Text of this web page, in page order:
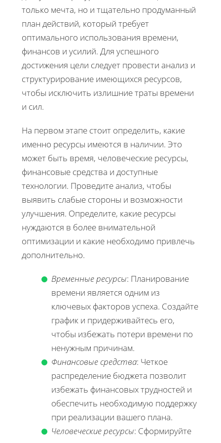
только мечта, но и тщательно продуманный
план действий, который требует
оптимального использования времени,
финансов и усилий. Для успешного
достижения цели следует провести анализ и
структурирование имеющихся ресурсов,
чтобы исключить излишние траты времени
и сил.
На первом этапе стоит определить, какие
именно ресурсы имеются в наличии. Это
может быть время, человеческие ресурсы,
финансовые средства и доступные
технологии. Проведите анализ, чтобы
выявить слабые стороны и возможности
улучшения. Определите, какие ресурсы
нуждаются в более внимательной
оптимизации и какие необходимо привлечь
дополнительно.
Временные ресурсы: Планирование
времени является одним из
ключевых факторов успеха. Создайте
график и придерживайтесь его,
чтобы избежать потери времени по
ненужным причинам.
Финансовые средства: Четкое
распределение бюджета позволит
избежать финансовых трудностей и
обеспечить необходимую поддержку
при реализации вашего плана.
Человеческие ресурсы: Сформируйте